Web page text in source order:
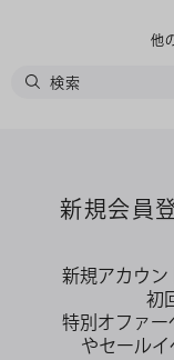
他
新規会員
新規アカウ
初
特別オファ
やセールイ